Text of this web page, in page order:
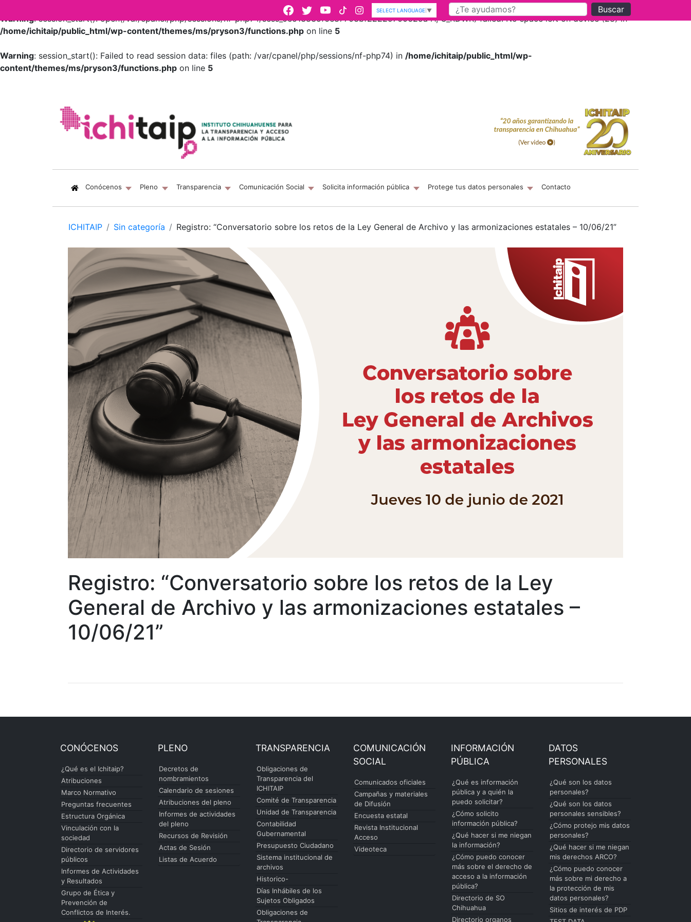
Warning: session_start(): open(/var/cpanel/php/sessions/nf-php74/sess_0c513835f6e87703bf22229700629a41, O_RDWR) failed: No space left on device (28) in
/home/ichitaip/public_html/wp-content/themes/ms/pryson3/functions.php on line 5
Warning: session_start(): Failed to read session data: files (path: /var/cpanel/php/sessions/nf-php74) in /home/ichitaip/public_html/wp-
content/themes/ms/pryson3/functions.php on line 5
Buscar
SELECT LANGUAGE ▼
Conócenos (current)
Pleno Transparencia Comunicación Social Solicita información pública Protege tus datos personales Contacto
ICHITAIP Sin categoría Registro: “Conversatorio sobre los retos de la Ley General de Archivo y las armonizaciones estatales – 10/06/21”
Registro: “Conversatorio sobre los retos de la Ley
General de Archivo y las armonizaciones estatales –
10/06/21”
CONÓCENOS
¿Qué es el Ichitaip?
Atribuciones
Marco Normativo
Preguntas frecuentes
Estructura Orgánica
Vinculación con la
sociedad
Directorio de servidores
públicos
Informes de Actividades
y Resultados
Grupo de Ética y
Prevención de
Conflictos de Interés.
PLENO
Decretos de
nombramientos
Calendario de sesiones
Atribuciones del pleno
Informes de actividades
del pleno
Recursos de Revisión
Actas de Sesión
Listas de Acuerdo
TRANSPARENCIA
Obligaciones de
Transparencia del
ICHITAIP
Comité de Transparencia
Unidad de Transparencia
Contabilidad
Gubernamental
Presupuesto Ciudadano
Sistema institucional de
archivos
Historico-
Días Inhábiles de los
Sujetos Obligados
Obligaciones de
COMUNICACIÓN
SOCIAL
Comunicados oficiales
Campañas y materiales
de Difusión
Encuesta estatal
Revista Institucional
Acceso
Videoteca
INFORMACIÓN
PÚBLICA
¿Qué es información
pública y a quién la
puedo solicitar?
¿Cómo solicito
información pública?
¿Qué hacer si me niegan
la información?
¿Cómo puedo conocer
más sobre el derecho de
acceso a la información
pública?
Directorio de SO
Chihuahua
Directorio organos
DATOS
PERSONALES
¿Qué son los datos
personales?
¿Qué son los datos
personales sensibles?
¿Cómo protejo mis datos
personales?
¿Qué hacer si me niegan
mis derechos ARCO?
¿Cómo puedo conocer
más sobre mi derecho a
la protección de mis
datos personales?
Sitios de interés de PDP